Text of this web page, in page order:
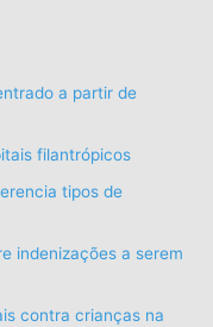
a partir de
filantrópicos
tipos de
indenizações a serem
contra crianças na